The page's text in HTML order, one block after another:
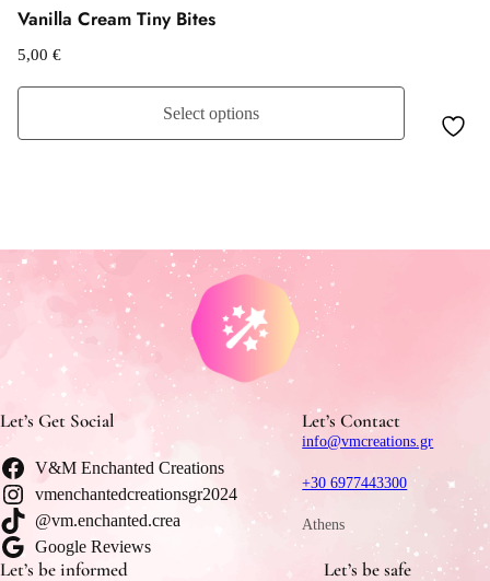
Vanilla Cream Tiny Bites
5,00 €
Select options
Let’s Get Social
V&M Enchanted Creations
vmenchantedcreationsgr2024
@vm.enchanted.crea
Google Reviews
Let’s Contact
info@vmcreations.gr
+30 6977443300
Athens
Let’s be informed Let’s be safe